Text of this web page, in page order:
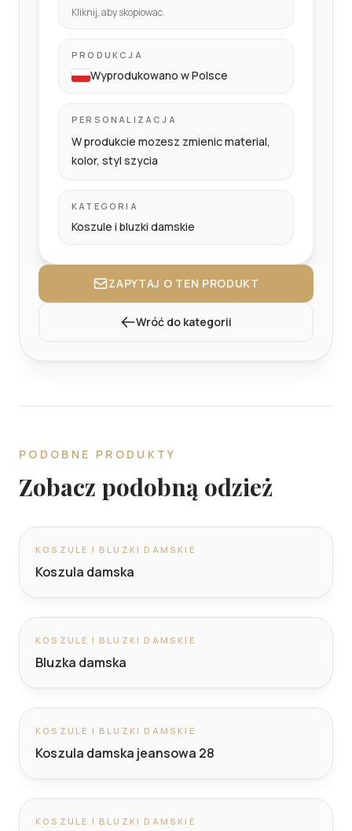
Kliknij, aby skopiowac.
PRODUKCJA
Wyprodukowano w Polsce
PERSONALIZACJA
W produkcie mozesz zmienic material,
kolor, styl szycia
KATEGORIA
Koszule i bluzki damskie
ZAPYTAJ O TEN PRODUKT
Wróć do kategorii
PODOBNE PRODUKTY
Zobacz podobną odzież
KOSZULE I BLUZKI DAMSKIE
Koszula damska
KOSZULE I BLUZKI DAMSKIE
Bluzka damska
KOSZULE I BLUZKI DAMSKIE
Koszula damska jeansowa 28
KOSZULE I BLUZKI DAMSKIE